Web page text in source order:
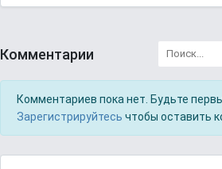
Комментарии
Комментариев пока нет. Будьте
Зарегистрируйтесь чтобы оставить